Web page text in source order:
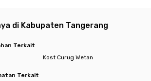
di Kabupaten Tangerang
Terkait
Kost Curug Wetan
Terkait